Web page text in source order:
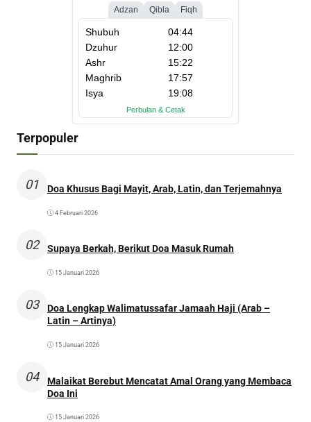
Terpopuler
01 Doa Khusus Bagi Mayit, Arab, Latin, dan Terjemahnya
4 Februari 2026
02 Supaya Berkah, Berikut Doa Masuk Rumah
15 Januari 2026
03
Doa Lengkap Walimatussafar Jamaah Haji (Arab –
Latin – Artinya)
15 Januari 2026
04
Malaikat Berebut Mencatat Amal Orang yang Membaca
Doa Ini
15 Januari 2026